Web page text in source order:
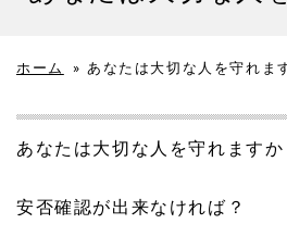
ホーム » あなたは大切な人を守れま
あなたは大切な人を守れますか
安否確認が出来なければ？